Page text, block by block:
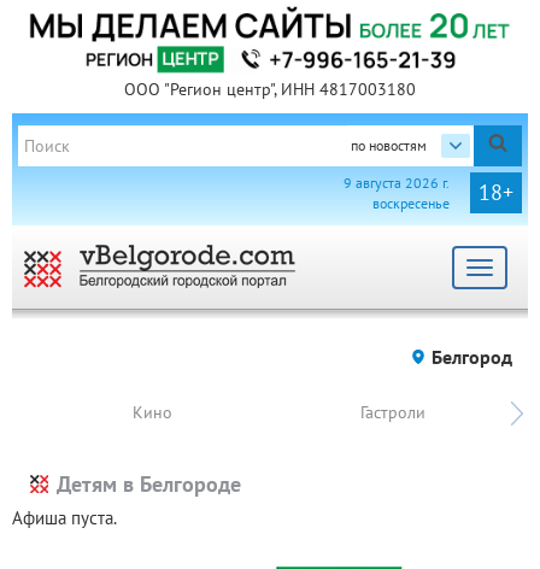
ООО "Регион центр", ИНН 4817003180
по новостям
18+
9 августа 2026 г.
воскресенье
Toggle
Белгород
Кино Гастроли
Детям в Белгороде
Афиша пуста.